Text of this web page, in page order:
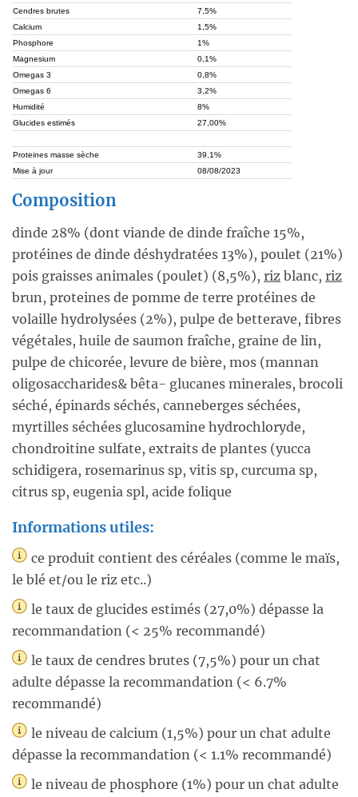
Cendres brutes
7,5%
Calcium
1,5%
Phosphore
1%
Magnesium
0,1%
Omegas 3
0,8%
Omegas 6
3,2%
Humidité
8%
Glucides estimés
27,00%
Proteines masse sèche
39,1%
Mise à jour
08/08/2023
Composition
dinde 28% (dont viande de dinde fraîche 15%,
protéines de dinde déshydratées 13%), poulet (21%)
pois graisses animales (poulet) (8,5%), riz blanc, riz
brun, proteines de pomme de terre protéines de
volaille hydrolysées (2%), pulpe de betterave, fibres
végétales, huile de saumon fraîche, graine de lin,
pulpe de chicorée, levure de bière, mos (mannan
oligosaccharides& bêta- glucanes minerales, brocoli
séché, épinards séchés, canneberges séchées,
myrtilles séchées glucosamine hydrochloryde,
chondroitine sulfate, extraits de plantes (yucca
schidigera, rosemarinus sp, vitis sp, curcuma sp,
citrus sp, eugenia spl, acide folique
Informations utiles:
ce produit contient des céréales (comme le maïs,
le blé et/ou le riz etc..)
le taux de glucides estimés (27,0%) dépasse la
recommandation (< 25% recommandé)
le taux de cendres brutes (7,5%) pour un chat
adulte dépasse la recommandation (< 6.7%
recommandé)
le niveau de calcium (1,5%) pour un chat adulte
dépasse la recommandation (< 1.1% recommandé)
le niveau de phosphore (1%) pour un chat adulte